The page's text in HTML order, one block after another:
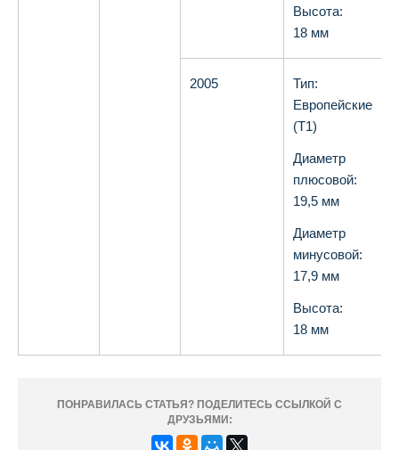
Высота:
18 мм
2005
Тип:
Европейские
(T1)
Диаметр
плюсовой:
19,5 мм
Диаметр
минусовой:
17,9 мм
Высота:
18 мм
ПОНРАВИЛАСЬ СТАТЬЯ? ПОДЕЛИТЕСЬ ССЫЛКОЙ С
ДРУЗЬЯМИ: